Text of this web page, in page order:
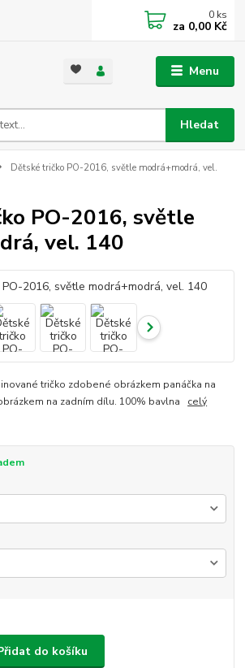
Menu
Hledat
0 ks
za 0,00 Kč
Dětské tričko PO-2016, světle modrá+modrá, vel.
PO-2016, světle
vel. 140
tričko zdobené obrázkem panáčka na
na zadním dílu. 100% bavlna celý
do košíku